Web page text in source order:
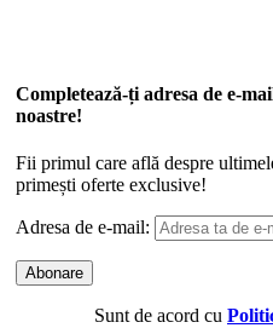
Completează-ți adresa de e-
noastre!
Fii primul care află despre
primești oferte exclusive!
Adresa de e-mail:
Sunt de acord cu